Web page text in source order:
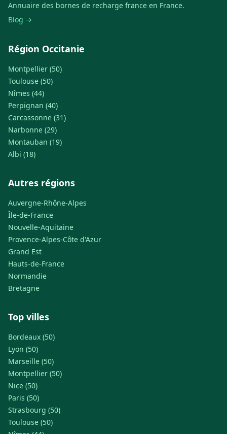
Annuaire des bornes de recharge france en France.
Blog →
Région Occitanie
Montpellier (50)
Toulouse (50)
Nîmes (44)
Perpignan (40)
Carcassonne (31)
Narbonne (29)
Montauban (19)
Albi (18)
Autres régions
Auvergne-Rhône-Alpes
Île-de-France
Nouvelle-Aquitaine
Provence-Alpes-Côte d'Azur
Grand Est
Hauts-de-France
Normandie
Bretagne
Top villes
Bordeaux (50)
Lyon (50)
Marseille (50)
Montpellier (50)
Nice (50)
Paris (50)
Strasbourg (50)
Toulouse (50)